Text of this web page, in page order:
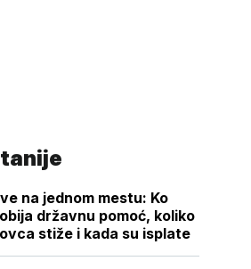
na jednom mestu: Ko
državnu pomoć, koliko
stiže i kada su isplate